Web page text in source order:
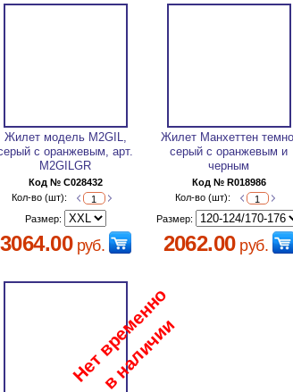
Жилет модель M2GIL,
с оранжевым, арт.
M2GILGR
Код № C028432
Кол-во (шт):
Размер:
3064.00руб.
Жилет Манхеттен
серый с оранжевым и
черным
Код № R018986
Кол-во (шт):
Размер:
2062.00руб.